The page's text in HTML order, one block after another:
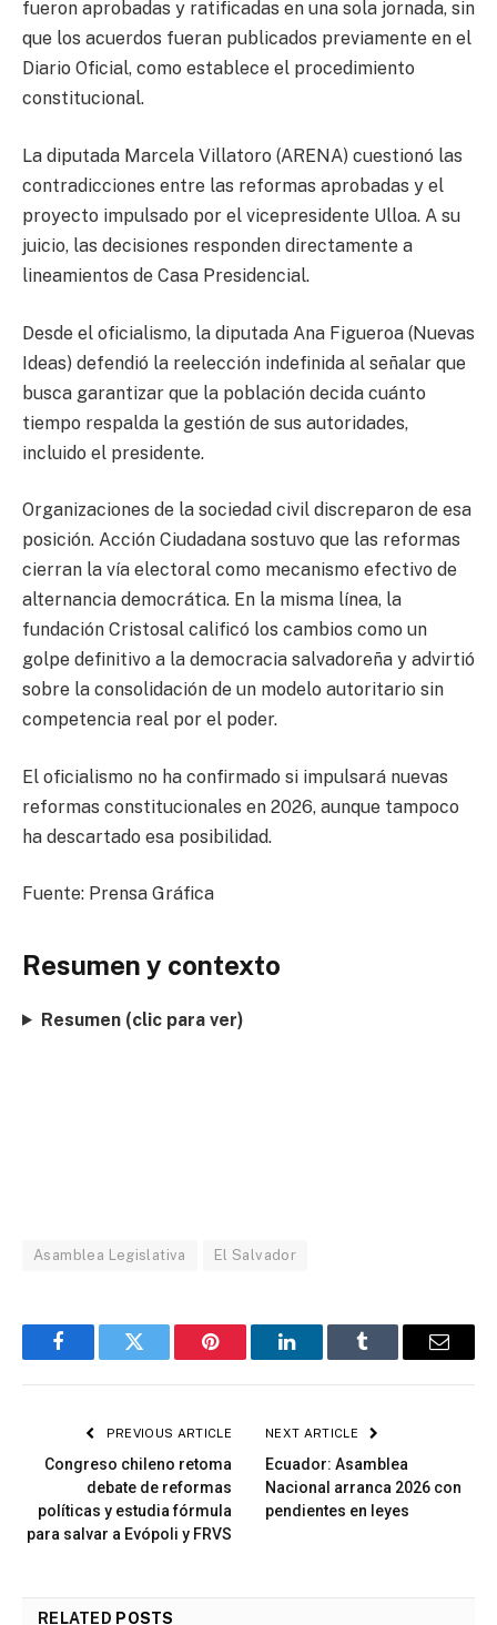
fueron aprobadas y ratificadas en una sola jornada, sin
que los acuerdos fueran publicados previamente en el
Diario Oficial, como establece el procedimiento
constitucional.
La diputada Marcela Villatoro (ARENA) cuestionó las
contradicciones entre las reformas aprobadas y el
proyecto impulsado por el vicepresidente Ulloa. A su
juicio, las decisiones responden directamente a
lineamientos de Casa Presidencial.
Desde el oficialismo, la diputada Ana Figueroa (Nuevas
Ideas) defendió la reelección indefinida al señalar que
busca garantizar que la población decida cuánto
tiempo respalda la gestión de sus autoridades,
incluido el presidente.
Organizaciones de la sociedad civil discreparon de esa
posición. Acción Ciudadana sostuvo que las reformas
cierran la vía electoral como mecanismo efectivo de
alternancia democrática. En la misma línea, la
fundación Cristosal calificó los cambios como un
golpe definitivo a la democracia salvadoreña y advirtió
sobre la consolidación de un modelo autoritario sin
competencia real por el poder.
El oficialismo no ha confirmado si impulsará nuevas
reformas constitucionales en 2026, aunque tampoco
ha descartado esa posibilidad.
Fuente: Prensa Gráfica
Resumen y contexto
Resumen (clic para ver)
Asamblea Legislativa El Salvador
FacebookTwitter Pinterest LinkedInTumblr Email
PREVIOUS ARTICLE
Congreso chileno retoma
debate de reformas
políticas y estudia fórmula
para salvar a Evópoli y FRVS
NEXT ARTICLE
Ecuador: Asamblea
Nacional arranca 2026 con
pendientes en leyes
RELATED POSTS